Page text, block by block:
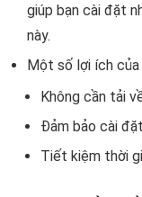
giúp bạn cài đặt
này.
Một số lợi ích của
Không cần tải
Đảm bảo cài
Tiết kiệm thời